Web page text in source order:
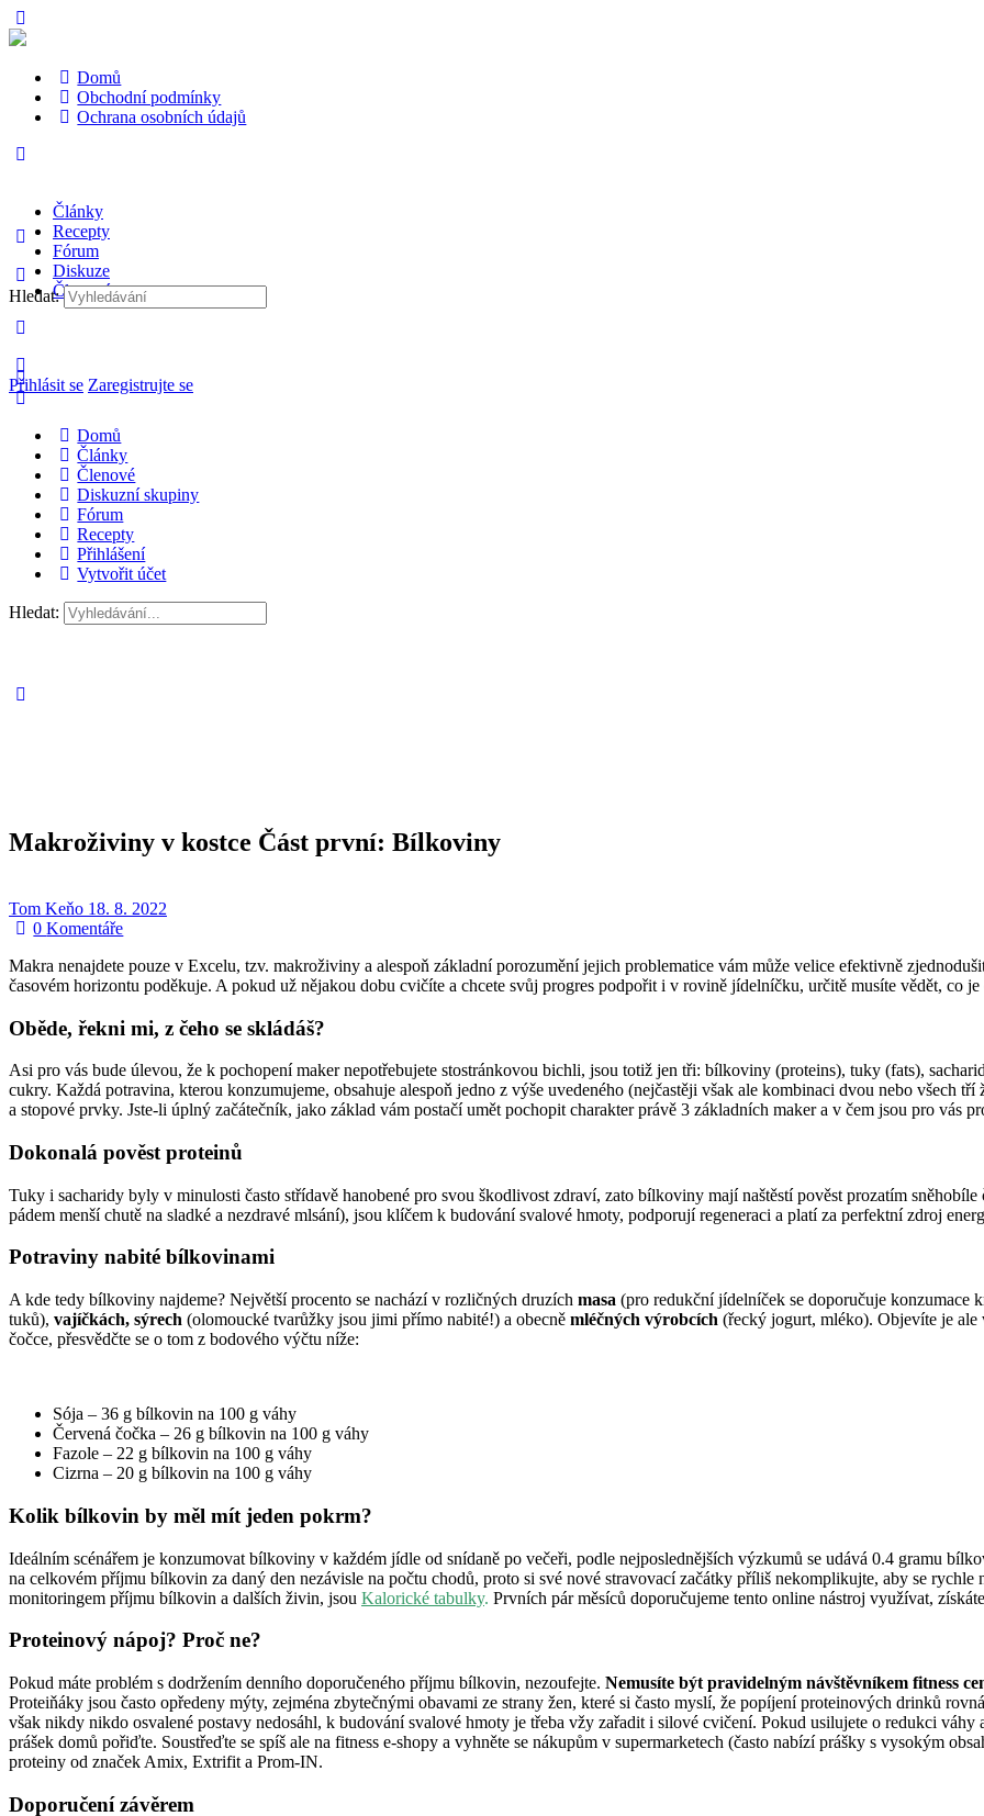
Domů
Obchodní podmínky
Ochrana osobních údajů
Články
Recepty
Fórum
Diskuze
Členové
Přihlásit se Zaregistrujte se
Hledat:
Domů
Články
Členové
Diskuzní skupiny
Fórum
Recepty
Přihlášení
Vytvořit účet
Hledat:
Makroživiny v kostce Část první: Bílkoviny
Tom Keňo 18. 8. 2022
0Komentáře
Makra nenajdete pouze v Excelu, tzv. makroživiny a alespoň základní porozumění jejich problematice vám může velice efektivně
časovém horizontu poděkuje. A pokud už nějakou dobu cvičíte a chcete svůj progres podpořit i v rovině jídelníčku, určitě musíte vědět, co
Oběde, řekni mi, z čeho se skládáš?
Asi pro vás bude úlevou, že k pochopení maker nepotřebujete stostránkovou bichli, jsou totiž jen tři: bílkoviny (proteins), tuky (fats),
cukry. Každá potravina, kterou konzumujeme, obsahuje alespoň jedno z výše uvedeného (nejčastěji však ale kombinaci dvou nebo všech
a stopové prvky. Jste-li úplný začátečník, jako základ vám postačí umět pochopit charakter právě 3 základních maker a v čem jsou pro vás
Dokonalá pověst proteinů
Tuky i sacharidy byly v minulosti často střídavě hanobené pro svou škodlivost zdraví, zato bílkoviny mají naštěstí pověst prozatím
pádem menší chutě na sladké a nezdravé mlsání), jsou klíčem k budování svalové hmoty, podporují regeneraci a platí za perfektní zdroj
Potraviny nabité bílkovinami
A kde tedy bílkoviny najdeme? Největší procento se nachází v rozličných druzích masa (pro redukční jídelníček se doporučuje konzumace
tuků), vajíčkách, sýrech (olomoucké tvarůžky jsou jimi přímo nabité!) a obecně mléčných výrobcích (řecký jogurt, mléko). Objevíte je
čočce, přesvědčte se o tom z bodového výčtu níže:
Sója – 36 g bílkovin na 100 g váhy
Červená čočka – 26 g bílkovin na 100 g váhy
Fazole – 22 g bílkovin na 100 g váhy
Cizrna – 20 g bílkovin na 100 g váhy
Kolik bílkovin by měl mít jeden pokrm?
Ideálním scénářem je konzumovat bílkoviny v každém jídle od snídaně po večeři, podle nejposlednějších výzkumů se udává 0.4 gramu
na celkovém příjmu bílkovin za daný den nezávisle na počtu chodů, proto si své nové stravovací začátky příliš nekomplikujte, aby se
monitoringem příjmu bílkovin a dalších živin, jsou Kalorické tabulky. Prvních pár měsíců doporučujeme tento online nástroj využívat,
Proteinový nápoj? Proč ne?
Pokud máte problém s dodržením denního doporučeného příjmu bílkovin, nezoufejte. Nemusíte být pravidelným návštěvníkem fitness
Proteiňáky jsou často opředeny mýty, zejména zbytečnými obavami ze strany žen, které si často myslí, že popíjení proteinových drinků
však nikdy nikdo osvalené postavy nedosáhl, k budování svalové hmoty je třeba vžy zařadit i silové cvičení. Pokud usilujete o redukci
prášek domů pořiďte. Soustřeďte se spíš ale na fitness e-shopy a vyhněte se nákupům v supermarketech (často nabízí prášky s vysokým
proteiny od značek Amix, Extrifit a Prom-IN.
Doporučení závěrem